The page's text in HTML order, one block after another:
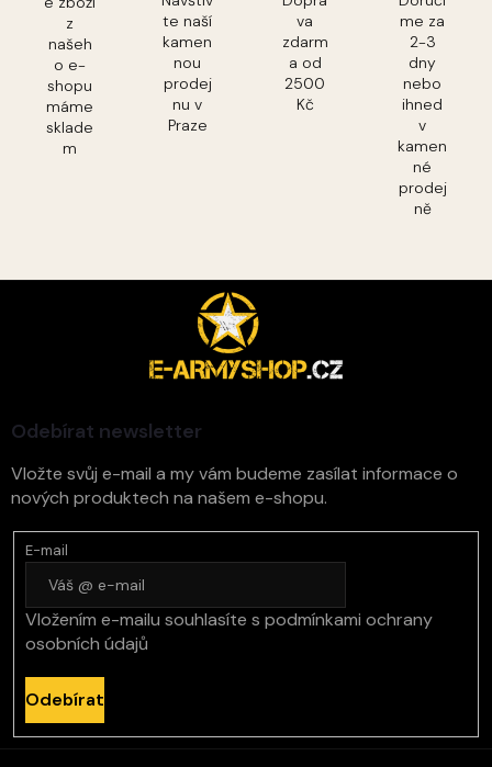
z
našeh
o e-
shopu
máme
sklade
m
te naší
kamen
nou
prodej
nu v
Praze
va
zdarm
a od
2500
Kč
me za
2-3
dny
nebo
ihned
v
kamen
né
prodej
ně
Odebírat newsletter
Vložte svůj e-mail a my vám budeme zasílat informace o
nových produktech na našem e-shopu.
E-mail
Vložením e-mailu souhlasíte s podmínkami ochrany
osobních údajů
Odebírat